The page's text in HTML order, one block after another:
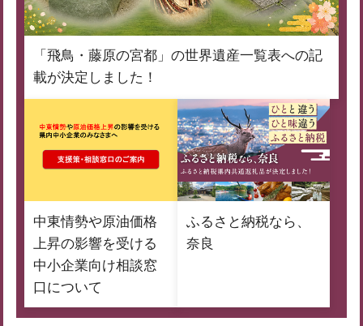
「飛鳥・藤原の宮都」の世界遺産一覧表への記
載が決定しました！
中東情勢や原油価格
上昇の影響を受ける
中小企業向け相談窓
口について
ふるさと納税なら、
奈良